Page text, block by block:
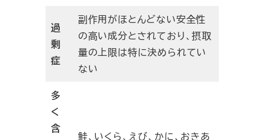
過
剰
症
副作用がほとんどない安全性
の高い成分とされており、摂取
量の上限は特に決められてい
ない
多
く
含
鮭、いくら、えび、かに、おきあ